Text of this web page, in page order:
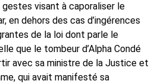
visant à caporaliser le
en dehors des cas d’ingérences
de la loi dont parle le
que le tombeur d’Alpha Condé
avec sa ministre de la Justice et
qui avait manifesté sa